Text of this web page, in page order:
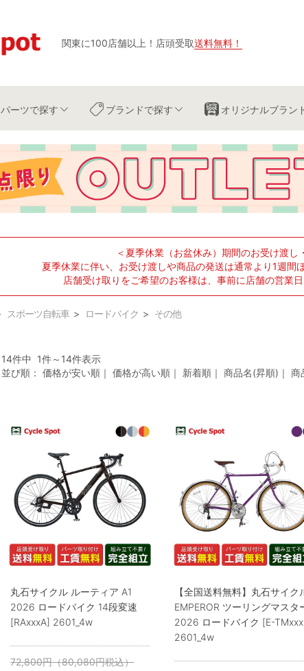
関東に100店舗以上 ！ 店頭受取送料無料 ！
パーツで探す ブランドで探す オリジナルブラン
＜夏季休業（お盆休み）期間のお受け渡し
夏季休業に伴い、お受け渡しや商品の発送は通常より1週間
店舗受け取りをご希望のお客様は、事前に店舗の営業
スポーツ自転車 ロードバイク その他
14件中 1件～14件表示
並び順：価格が安い順 ｜価格が高い順 ｜ 新着順 ｜商品名(昇順) ｜商
丸石サイクル ルーティア A1
2026 ロードバイク 14段変速
[RAxxxA] 2601_4w
72,800円（80,080円税込）
【全国送料無料】丸石サイク
EMPEROR ツーリングマスタ
2026 ロードバイク [E-
2601_4w